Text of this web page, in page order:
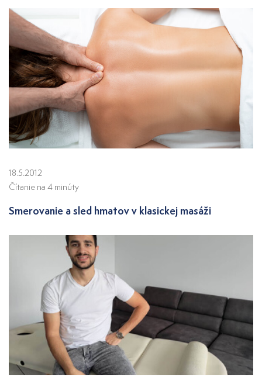
18.5.2012
Čítanie na 4 minúty
Smerovanie a sled hmatov v klasickej masáži